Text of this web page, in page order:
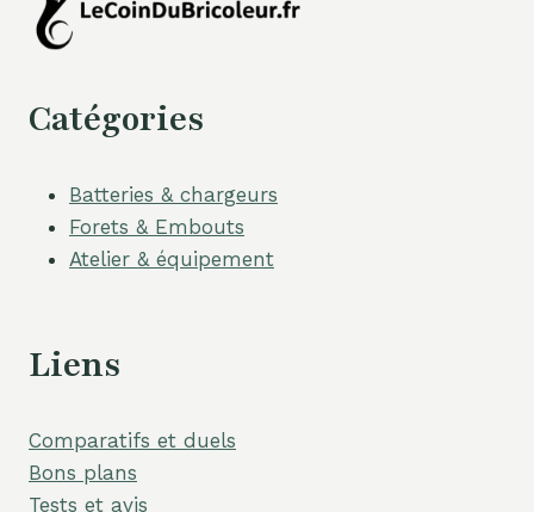
Catégories
Batteries & chargeurs
Forets & Embouts
Atelier & équipement
Liens
Comparatifs et duels
Bons plans
Tests et avis